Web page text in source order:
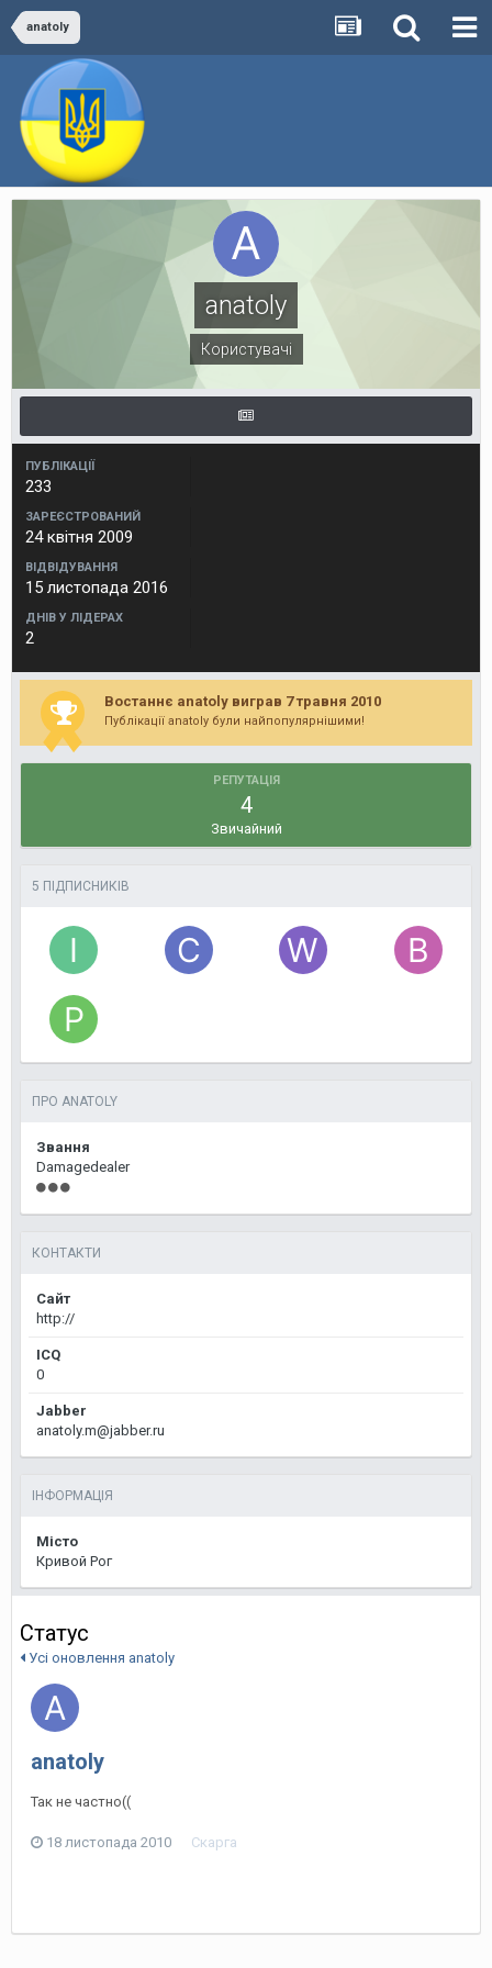
anatoly
anatoly
Користувачі
ПУБЛІКАЦІЇ
233
ЗАРЕЄСТРОВАНИЙ
24 квітня 2009
ВІДВІДУВАННЯ
15 листопада 2016
ДНІВ У ЛІДЕРАХ
2
Востаннє anatoly виграв 7 травня 2010
Публікації anatoly були найпопулярнішими!
РЕПУТАЦІЯ
4
Звичайний
5 ПІДПИСНИКІВ
ПРО ANATOLY
Звання
Damagedealer
КОНТАКТИ
Сайт
http://
ICQ
0
Jabber
anatoly.m@jabber.ru
ІНФОРМАЦІЯ
Місто
Кривой Рог
Статус
Усі оновлення anatoly
anatoly
Так не частно((
18 листопада 2010 Скарга